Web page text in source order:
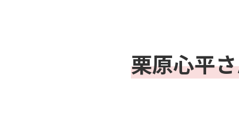
栗原心平